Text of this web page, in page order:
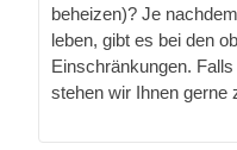
beheizen)? Je
leben, gibt es bei den
Einschränkungen.
stehen wir Ihnen gerne